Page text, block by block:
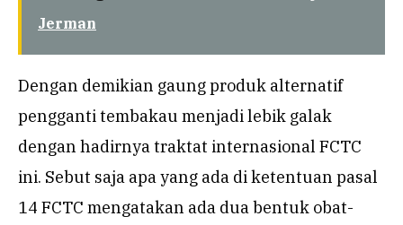
Jerman
Dengan demikian gaung produk alternatif
pengganti tembakau menjadi lebik galak
dengan hadirnya traktat internasional FCTC
ini. Sebut saja apa yang ada di ketentuan pasal
14 FCTC mengatakan ada dua bentuk obat-